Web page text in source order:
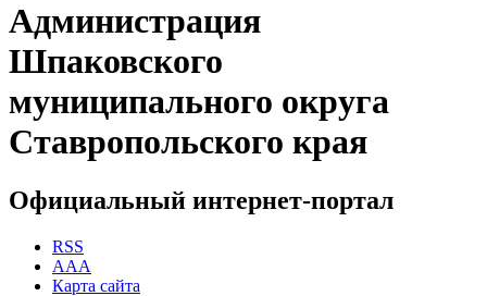
Администрация
Шпаковского
муниципального округа
Ставропольского края
Официальный интернет-портал
RSS
AAA
Карта сайта